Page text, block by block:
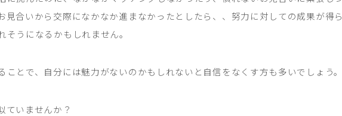
見合いから交際になかなか進まなかったとしたら、、努力に対しての成果が得ら
そうになるかもしれません。
ことで、自分には魅力がないのかもしれないと自信をなくす方も多いでしょう。
ていませんか？